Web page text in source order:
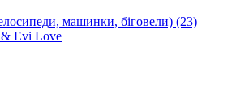
машинки, біговели) (23)
Evi Love